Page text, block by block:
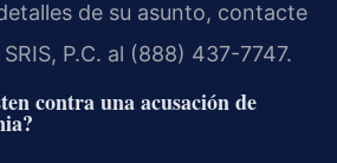
de su asunto, contacte
P.C. al (888) 437-7747.
contra una acusación de